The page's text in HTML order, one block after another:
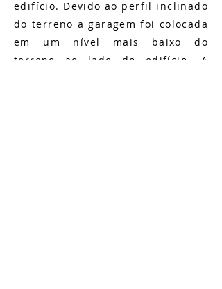
edifício. Devido ao perfil inclinado
do terreno a garagem foi colocada
em um nível mais baixo do
terreno ao lado do edifício. A